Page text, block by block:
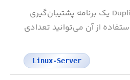
ابزار Duplicity یک برنامه پشتیبان‌گیری
از آن می‌توانید تعدادی
Linux-Server